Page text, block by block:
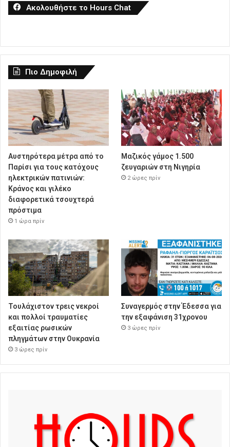
Ακολουθήστε το Hours Chat
Πιο Δημοφιλή
Αυστηρότερα μέτρα από το
Παρίσι για τους κατόχους
ηλεκτρικών πατινιών:
Κράνος και γιλέκο
διαφορετικά τσουχτερά
πρόστιμα
1 ώρα πρίν
Μαζικός γάμος 1.500
ζευγαριών στη Νιγηρία
2 ώρες πρίν
Τουλάχιστον τρεις νεκροί
και πολλοί τραυματίες
εξαιτίας ρωσικών
πληγμάτων στην Ουκρανία
3 ώρες πρίν
Συναγερμός στην Έδεσσα για
την εξαφάνιση 31χρονου
3 ώρες πρίν